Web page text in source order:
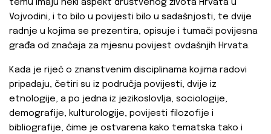
temu imaju neki aspekt društvenog života Hrvata u
Vojvodini, i to bilo u povijesti bilo u sadašnjosti, te dvije
radnje u kojima se prezentira, opisuje i tumači povijesna
građa od značaja za mjesnu povijest ovdašnjih Hrvata.
Kada je riječ o znanstvenim disciplinama kojima radovi
pripadaju, četiri su iz područja povijesti, dvije iz
etnologije, a po jedna iz jezikoslovlja, sociologije,
demografije, kulturologije, povijesti filozofije i
bibliografije, čime je ostvarena kako tematska tako i